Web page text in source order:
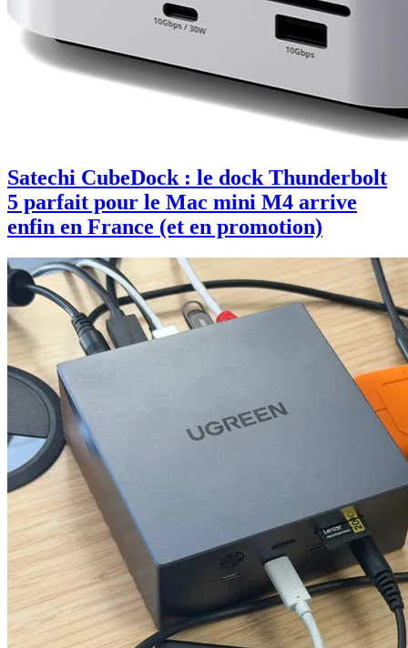
Satechi CubeDock : le dock Thunderbolt
5 parfait pour le Mac mini M4 arrive
enfin en France (et en promotion)